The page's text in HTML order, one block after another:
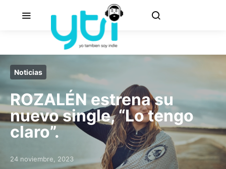
Noticias
ROZALÉN estrena su
nuevo single, “Lo tengo
claro”.
Posted on
24 noviembre, 2023